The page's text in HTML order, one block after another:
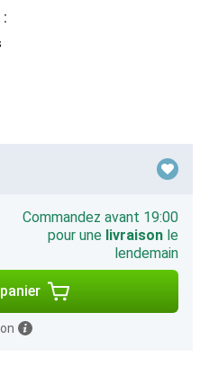
Commandez avant 19:00
pour une livraison le
lendemain